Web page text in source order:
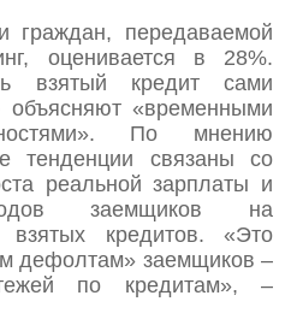
граждан, передаваемой
оценивается в 28%.
взятый кредит сами
«временными
По мнению
тенденции связаны со
реальной зарплаты и
заемщиков на
взятых кредитов. «Это
дефолтам» заемщиков –
по кредитам», –